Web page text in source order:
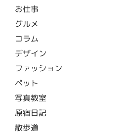
お仕事
グルメ
コラム
デザイン
ファッション
ペット
写真教室
原宿日記
散歩道